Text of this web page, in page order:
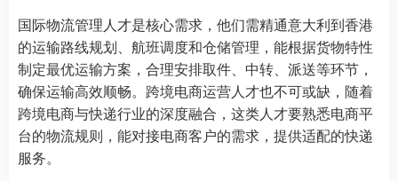
国际物流管理人才是核心需求，他们需精通意大利到香港
的运输路线规划、航班调度和仓储管理，能根据货物特性
制定最优运输方案，合理安排取件、中转、派送等环节，
确保运输高效顺畅。跨境电商运营人才也不可或缺，随着
跨境电商与快递行业的深度融合，这类人才要熟悉电商平
台的物流规则，能对接电商客户的需求，提供适配的快递
服务。